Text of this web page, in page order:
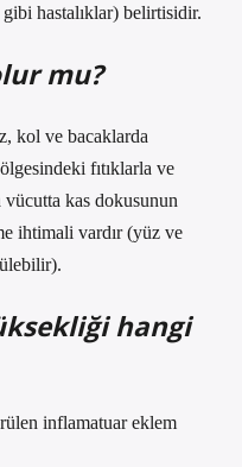
hastalıklar) belirtisidir.
mu?
kol ve bacaklarda
fıtıklarla ve
vücutta kas dokusunun
ihtimali vardır (yüz ve
hangi
inflamatuar eklem